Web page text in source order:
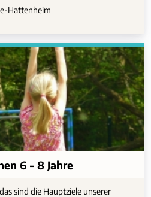
Hattenheim
6 - 8 Jahre
sind die Hauptziele unserer